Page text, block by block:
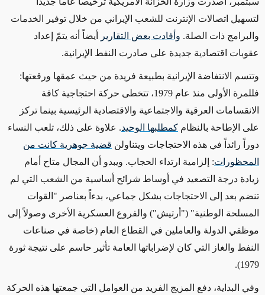
لتسهيل اتصالات الإنترنت للشعب الإيراني من خلال توفير الخدمات
والبرامج ذات الصلة. وأفادت بعض التقارير
أيضاً أنه يتمّ إعداد
عقوبات اقتصادية جديدة على صادرت النفط الإيرانية.
وتتسم الانتفاضة الإيرانية بطبيعة فريدة من حيث عمقها ورقعتها:
فللمرة الأولى منذ عام 1979، تتخطى حركة احتجاجية كافة
الانقسامات العرقية والاجتماعية والاقتصادية الرئيسية بينما تركز
على الإطاحة بالنظام كمطلبها الوحيد. علاوة على ذلك، تلعب النساء
دوراً رائداً في هذه الاحتجاجات ويتناولن قضية جوهرية كانت من
المحظورات: إلزامية ارتداء الحجاب. ويبدو أن المجال متاح أمام
زيادة درجة التصعيد في أوساط شرائح أساسية من الشعب التي لم
تنضم بعد إلى الاحتجاجات بشكل جماعي، بدءاً بعناصر "القوات
المسلحة الوطنية" ("أرتيش") والفروع العسكرية الأخرى وصولاً إلى
موظفي الدولة والعاملين في القطاع العام (خاصة في صناعات
النفط والغاز التي كان لإضراباتها العامة تأثير حاسم على نتيجة ثورة
1979)
.
وفي البداية، دفع المزيج الفريد من العوامل التي جمعتها هذه الحركة